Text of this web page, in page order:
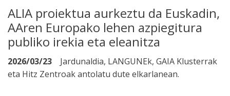
ALIA proiektua aurkeztu da Euskadin,
AAren Europako lehen azpiegitura
publiko irekia eta eleanitza
2026/03/23
Jardunaldia, LANGUNEk, GAIA Klusterrak
eta Hitz Zentroak antolatu dute elkarlanean.